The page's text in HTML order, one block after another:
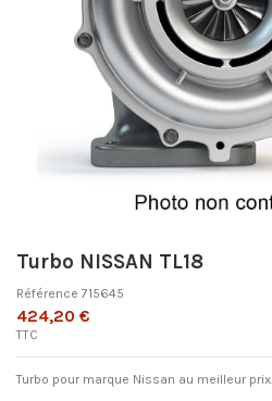
Turbo NISSAN TL18
Référence 715645
424,20 €
TTC
Turbo pour marque Nissan au meilleur prix.